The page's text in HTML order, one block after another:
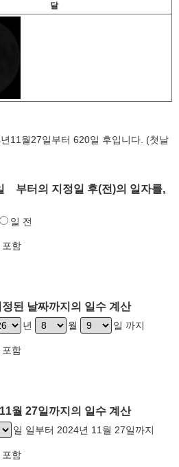
달
11월27일부터 620일 후입니다. (첫날
부터의 지정일 후(전)의 일자를,
일 전
포함
된 날짜까지의 일수 계산
년 월 일 까지
포함
월 27일까지의 일수 계산
일 일부터 2024년 11월 27일까지
포함